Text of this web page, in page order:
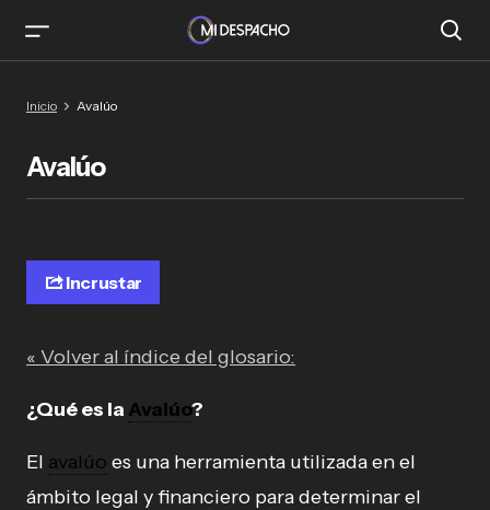
Inicio Avalúo
Avalúo
Incrustar
« Volver al índice del glosario:
¿Qué es la Avalúo?
El avalúo es una herramienta utilizada en el
ámbito legal y financiero para determinar el